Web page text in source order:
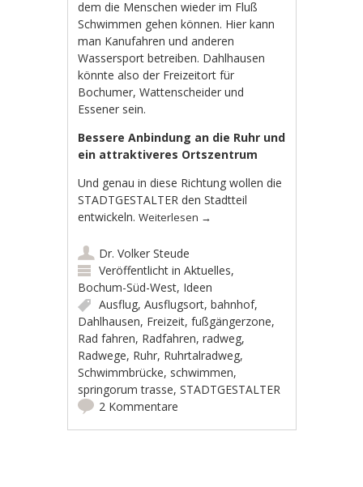
dem die Menschen wieder im Fluß
Schwimmen gehen können. Hier kann
man Kanufahren und anderen
Wassersport betreiben. Dahlhausen
könnte also der Freizeitort für
Bochumer, Wattenscheider und
Essener sein.
Bessere Anbindung an die Ruhr und
ein attraktiveres Ortszentrum
Und genau in diese Richtung wollendie
STADTGESTALTER den Stadtteil
entwickeln.Weiterlesen →
Dr. Volker Steude
Veröffentlicht inAktuelles,
Bochum-Süd-West, Ideen
Ausflug,Ausflugsort,bahnhof,
Dahlhausen, Freizeit,fußgängerzone,
Rad fahren, Radfahren,radweg,
Radwege, Ruhr, Ruhrtalradweg,
Schwimmbrücke, schwimmen,
springorum trasse,STADTGESTALTER
2 Kommentare